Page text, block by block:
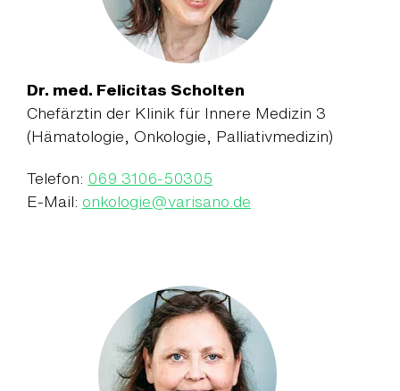
Dr. med. Felicitas Scholten
Chefärztin der Klinik für Innere Medizin 3
(Hämatologie, Onkologie, Palliativmedizin)
Telefon: 069 3106-50305
E-Mail: onkologie@varisano.de